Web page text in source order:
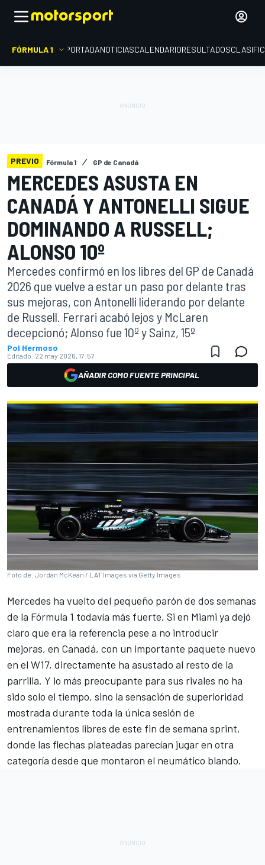
FÓRMULA 1 PORTADANOTICIASCALENDARIORESULTADOS
PREVIO Fórmula 1 GP de Canadá
MERCEDES ASUSTA EN
CANADÁ Y ANTONELLI SIGUE
DOMINANDO A RUSSELL;
ALONSO 10º
Mercedes confirmó en los libres del GP de Canadá
2026 que vuelve a estar un paso por delante tras
sus mejoras, con Antonelli liderando por delante
de Russell. Ferrari acabó lejos y McLaren
decepcionó; Alonso fue 10º y Sainz, 15º
Pol Hermoso
Editado: 22 may 2026, 17:57
AÑADIR COMO FUENTE PRINCIPAL
Foto de: Jordan McKean / LAT Images via Getty Images
Mercedes ha vuelto del pequeño parón de dos semanas
de la Fórmula 1 todavía más fuerte. Si en Miami ya dejó
claro que era la referencia pese a no introducir
mejoras, en Canadá, con un importante paquete nuevo
en el W17, directamente ha asustado al resto de la
parrilla. Y lo más preocupante para sus rivales no ha
sido solo el tiempo, sino la sensación de superioridad
mostrada durante toda la única sesión de
entrenamientos libres de este fin de semana sprint,
donde las flechas plateadas parecían jugar en otra
categoría desde que montaron el neumático blando.